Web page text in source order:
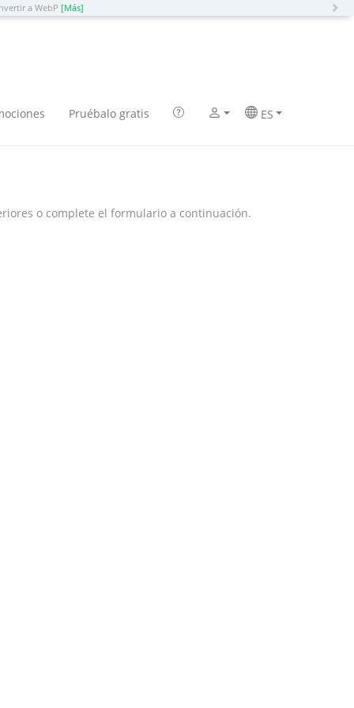
a WebP [Más]
Pruébalo gratis ES
o complete el formulario a continuación.